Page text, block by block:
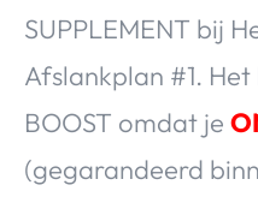
SUPPLEMENT bij
Afslankplan #1.
BOOST omdat je
(gegarandeerd